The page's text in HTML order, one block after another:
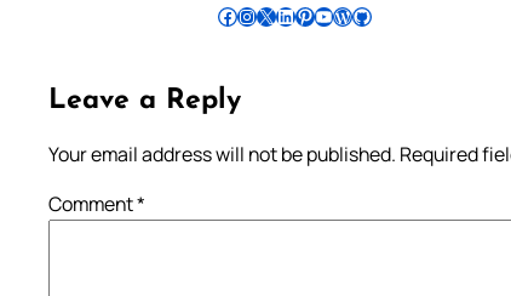
Follow Pradeep on Facebook Follow Pradeep on InstagramFollow Pradeep on X Follow Pradeep on LinkedIn Follow Pradeep on Pinterest Subscribe to Pradeep’s Youtube Channel Follow Pradeep on WordPress Follow Pradeep on GitHub
Leave a Reply
Your email address will not be published. Required
Comment*